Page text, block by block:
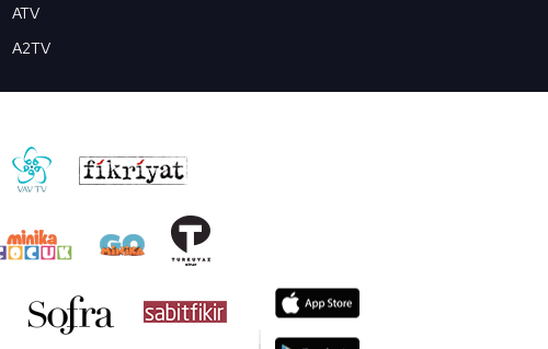
ATV
A2TV